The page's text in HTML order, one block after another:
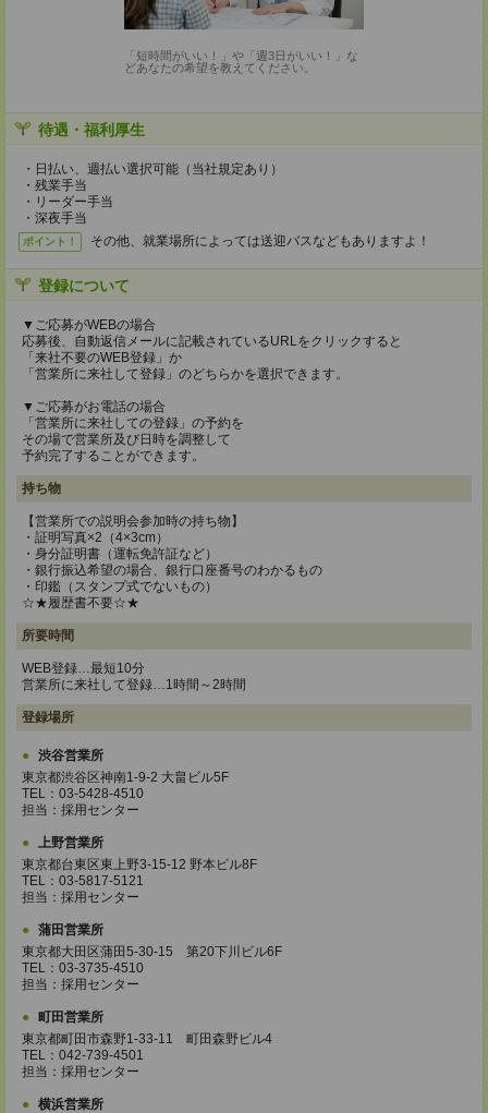
「短時間がいい！」や「週3日がいい！」な
どあなたの希望を教えてください。
待遇・福利厚生
・日払い、週払い選択可能（当社規定あり）
・残業手当
・リーダー手当
・深夜手当
ポイント！ その他、就業場所によっては送迎バスなどもありますよ！
登録について
▼ご応募がWEBの場合
応募後、自動返信メールに記載されているURLをクリックすると
「来社不要のWEB登録」か
「営業所に来社して登録」のどちらかを選択できます。
▼ご応募がお電話の場合
「営業所に来社しての登録」の予約を
その場で営業所及び日時を調整して
予約完了することができます。
持ち物
【営業所での説明会参加時の持ち物】
・証明写真×2（4×3cm）
・身分証明書（運転免許証など）
・銀行振込希望の場合、銀行口座番号のわかるもの
・印鑑（スタンプ式でないもの）
☆★履歴書不要☆★
所要時間
WEB登録…最短10分
営業所に来社して登録…1時間～2時間
登録場所
渋谷営業所
東京都渋谷区神南1-9-2 大畠ビル5F
TEL：03-5428-4510
担当：採用センター
上野営業所
東京都台東区東上野3-15-12 野本ビル8F
TEL：03-5817-5121
担当：採用センター
蒲田営業所
東京都大田区蒲田5-30-15 第20下川ビル6F
TEL：03-3735-4510
担当：採用センター
町田営業所
東京都町田市森野1-33-11 町田森野ビル4
TEL：042-739-4501
担当：採用センター
横浜営業所